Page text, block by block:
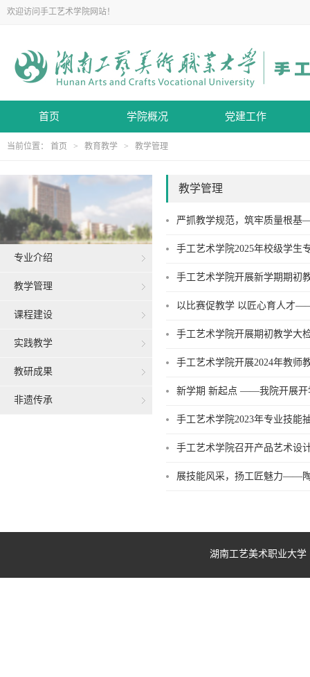
欢迎访问手工艺术学院网站！
首页 学院概况 党建工作
当前位置： 首页 > 教育教学 > 教学管理
专业介绍
教学管理
课程建设
实践教学
教研成果
非遗传承
教学管理
严抓教学规范，筑牢质量根
手工艺术学院2025年校级学生
手工艺术学院开展新学期期初
以比赛促教学 以匠心育人才
手工艺术学院开展期初教学大
手工艺术学院开展2024年教师
新学期 新起点 ——我院开展开
手工艺术学院2023年专业技能
手工艺术学院召开产品艺术设
展技能风采，扬工匠魅力——
湖南工艺美术职业大